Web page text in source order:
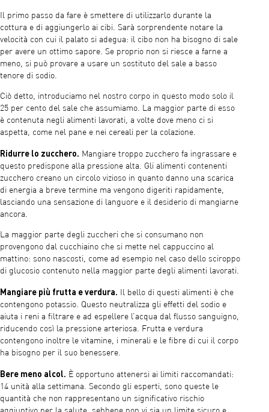
Il primo passo da fare è smettere di utilizzarlo durante la
cottura e di aggiungerlo ai cibi. Sarà sorprendente notare la
velocità con cui il palato si adegua: il cibo non ha bisogno di sale
per avere un ottimo sapore. Se proprio non si riesce a farne a
meno, si può provare a usare un sostituto del sale a basso
tenore di sodio.
Ciò detto, introduciamo nel nostro corpo in questo modo solo il
25 per cento del sale che assumiamo. La maggior parte di esso
è contenuta negli alimenti lavorati, a volte dove meno ci si
aspetta, come nel pane e nei cereali per la colazione.
Ridurre lo zucchero. Mangiare troppo zucchero fa ingrassare e
questo predispone alla pressione alta. Gli alimenti contenenti
zucchero creano un circolo vizioso in quanto danno una scarica
di energia a breve termine ma vengono digeriti rapidamente,
lasciando una sensazione di languore e il desiderio di mangiarne
ancora.
La maggior parte degli zuccheri che si consumano non
provengono dal cucchiaino che si mette nel cappuccino al
mattino: sono nascosti, come ad esempio nel caso dello sciroppo
di glucosio contenuto nella maggior parte degli alimenti lavorati.
Mangiare più frutta e verdura. Il bello di questi alimenti è che
contengono potassio. Questo neutralizza gli effetti del sodio e
aiuta i reni a filtrare e ad espellere l’acqua dal flusso sanguigno,
riducendo così la pressione arteriosa. Frutta e verdura
contengono inoltre le vitamine, i minerali e le fibre di cui il corpo
ha bisogno per il suo benessere.
Bere meno alcol. È opportuno attenersi ai limiti raccomandati:
14 unità alla settimana. Secondo gli esperti, sono queste le
quantità che non rappresentano un significativo rischio